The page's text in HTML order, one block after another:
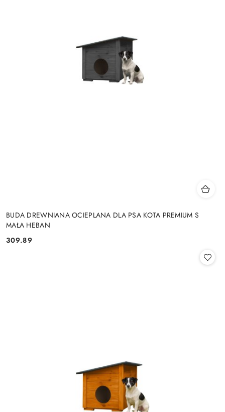
BUDA DREWNIANA OCIEPLANA DLA PSA KOTA PREMIUM S
MAŁA HEBAN
Cena:
309.89